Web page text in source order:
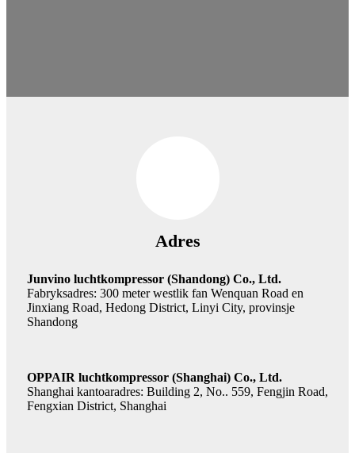
Adres
Junvino luchtkompressor (Shandong) Co., Ltd.
Fabryksadres: 300 meter westlik fan Wenquan Road en
Jinxiang Road, Hedong District, Linyi City, provinsje
Shandong
OPPAIR luchtkompressor (Shanghai) Co., Ltd.
Shanghai kantoaradres: Building 2, No.. 559, Fengjin Road,
Fengxian District, Shanghai